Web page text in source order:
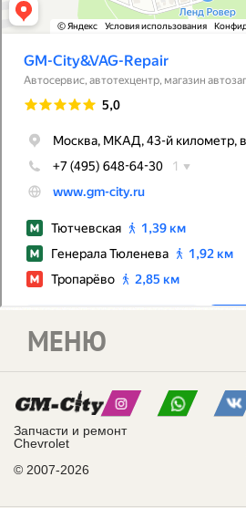
Запчасти и ремонт
Chevrolet
© 2007-2026
МЕНЮ